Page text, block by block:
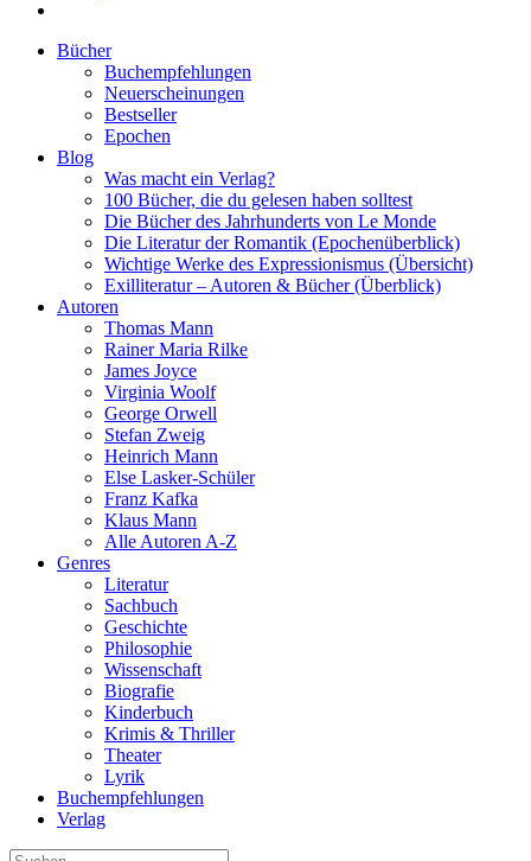
Bücher
Buchempfehlungen
Neuerscheinungen
Bestseller
Epochen
Blog
Was macht ein Verlag?
100 Bücher, die du gelesen haben solltest
Die Bücher des Jahrhunderts von Le Monde
Die Literatur der Romantik (Epochenüberblick)
Wichtige Werke des Expressionismus (Übersicht)
Exilliteratur – Autoren & Bücher (Überblick)
Autoren
Thomas Mann
Rainer Maria Rilke
James Joyce
Virginia Woolf
George Orwell
Stefan Zweig
Heinrich Mann
Else Lasker-Schüler
Franz Kafka
Klaus Mann
Alle Autoren A-Z
Genres
Literatur
Sachbuch
Geschichte
Philosophie
Wissenschaft
Biografie
Kinderbuch
Krimis & Thriller
Theater
Lyrik
Buchempfehlungen
Verlag